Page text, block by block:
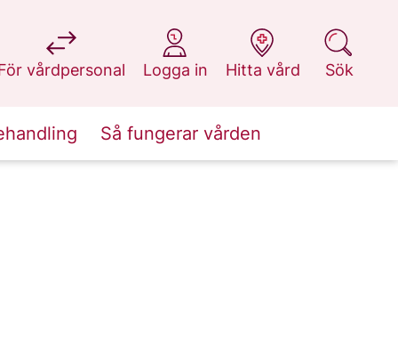
vårdpersonal
på 1177.se
Logga in
på 1177.se
Hitta vård
på 1177.se
Sök
på 1177.se
Så fungerar vården